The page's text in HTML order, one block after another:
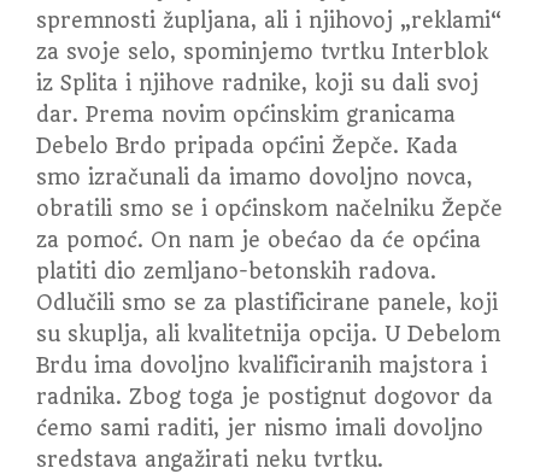
spremnosti župljana, ali i njihovoj „reklami“
za svoje selo, spominjemo tvrtku Interblok
iz Splita i njihove radnike, koji su dali svoj
dar. Prema novim općinskim granicama
Debelo Brdo pripada općini Žepče. Kada
smo izračunali da imamo dovoljno novca,
obratili smo se i općinskom načelniku Žepče
za pomoć. On nam je obećao da će općina
platiti dio zemljano-betonskih radova.
Odlučili smo se za plastificirane panele, koji
su skuplja, ali kvalitetnija opcija. U Debelom
Brdu ima dovoljno kvalificiranih majstora i
radnika. Zbog toga je postignut dogovor da
ćemo sami raditi, jer nismo imali dovoljno
sredstava angažirati neku tvrtku.